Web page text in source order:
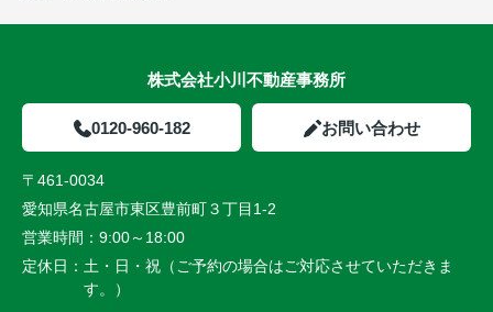
株式会社小川不動産事務所
0120-960-182 お問い合わせ
〒461-0034
愛知県名古屋市東区豊前町３丁目1-2
営業時間： 9:00～18:00
定休日： 土・日・祝（ご予約の場合はご対応させていただきま
す。）